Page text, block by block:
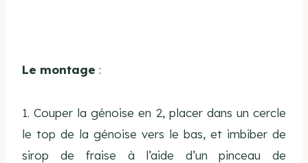
Le montage :
1. Couper la génoise en 2, placer dans un cercle
le top de la génoise vers le bas, et imbiber de
sirop de fraise à l’aide d’un pinceau de